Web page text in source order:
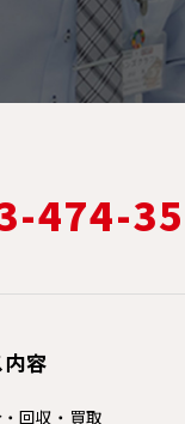
474-
容
回収・買取